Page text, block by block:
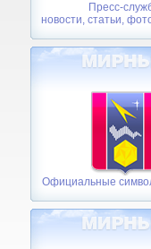
Пресс-
новости, статьи,
Официальные